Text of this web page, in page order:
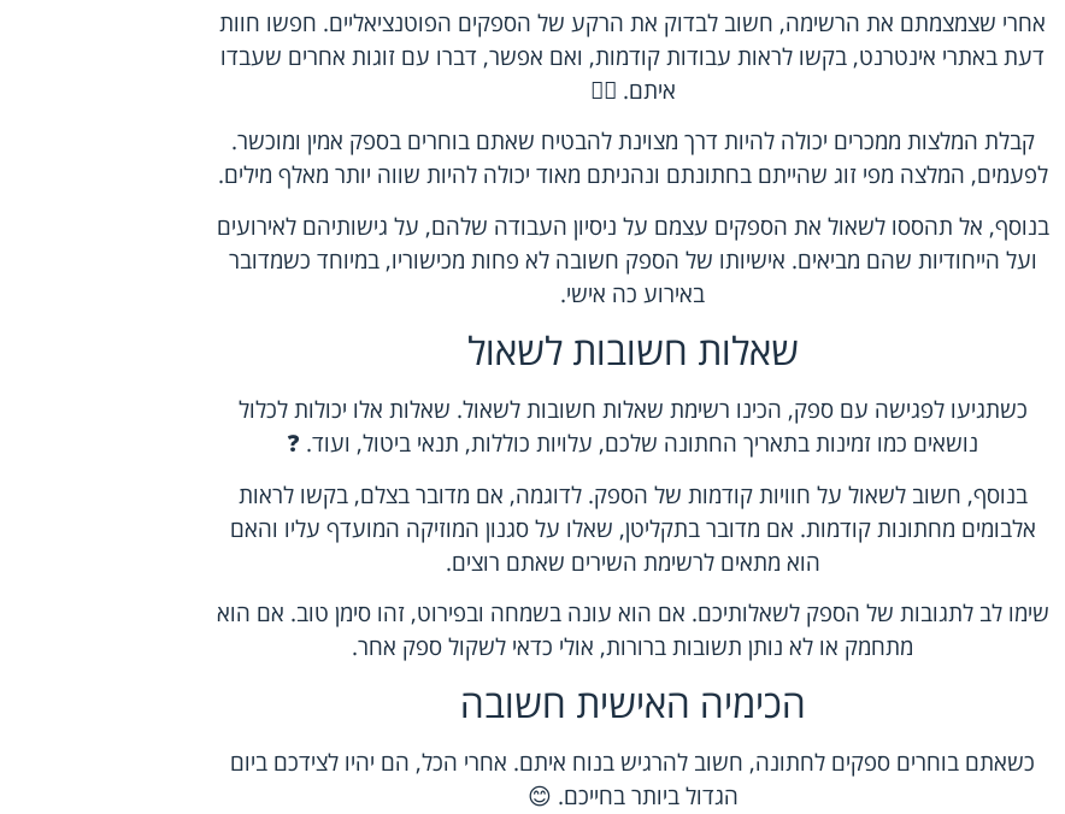
אחרי שצמצמתם את הרשימה, חשוב לבדוק את הרקע של הספקים הפוטנציאליים. חפשו חוות
דעת באתרי אינטרנט, בקשו לראות עבודות קודמות, ואם אפשר, דברו עם זוגות אחרים שעבדו
איתם. 🕵️‍♂️
קבלת המלצות ממכרים יכולה להיות דרך מצוינת להבטיח שאתם בוחרים בספק אמין ומוכשר.
לפעמים, המלצה מפי זוג שהייתם בחתונתם ונהניתם מאוד יכולה להיות שווה יותר מאלף מילים.
בנוסף, אל תהססו לשאול את הספקים עצמם על ניסיון העבודה שלהם, על גישותיהם לאירועים
ועל הייחודיות שהם מביאים. אישיותו של הספק חשובה לא פחות מכישוריו, במיוחד כשמדובר
באירוע כה אישי.
שאלות חשובות לשאול
כשתגיעו לפגישה עם ספק, הכינו רשימת שאלות חשובות לשאול. שאלות אלו יכולות לכלול
נושאים כמו זמינות בתאריך החתונה שלכם, עלויות כוללות, תנאי ביטול, ועוד. ❓
בנוסף, חשוב לשאול על חוויות קודמות של הספק. לדוגמה, אם מדובר בצלם, בקשו לראות
אלבומים מחתונות קודמות. אם מדובר בתקליטן, שאלו על סגנון המוזיקה המועדף עליו והאם
הוא מתאים לרשימת השירים שאתם רוצים.
שימו לב לתגובות של הספק לשאלותיכם. אם הוא עונה בשמחה ובפירוט, זהו סימן טוב. אם הוא
מתחמק או לא נותן תשובות ברורות, אולי כדאי לשקול ספק אחר.
הכימיה האישית חשובה
כשאתם בוחרים ספקים לחתונה, חשוב להרגיש בנוח איתם. אחרי הכל, הם יהיו לצידכם ביום
הגדול ביותר בחייכם. 😊